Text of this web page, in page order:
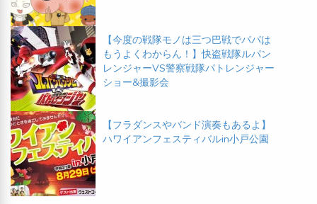
【今度の戦隊モノは三つ巴戦でパパは
もうよくわからん！】快盗戦隊ルパン
レンジャーVS警察戦隊パトレンジャー
ショー&撮影会
【フラダンスやバンド演奏もあるよ】
ハワイアンフェスティバルin小戸公園